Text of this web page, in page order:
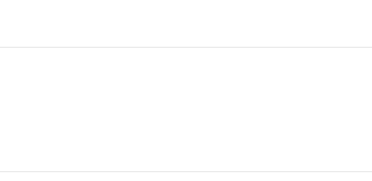
☆商品による肌トラブル等は自己責任でお願い致します。